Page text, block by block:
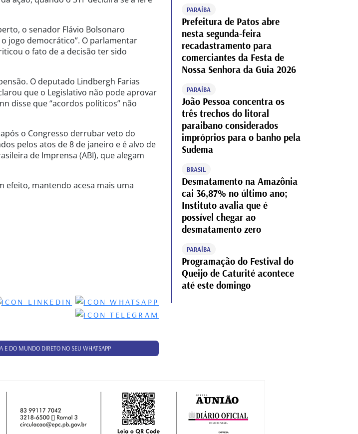
o senador Flávio Bolsonaro
jogo democrático”. O parlamentar
o fato de a decisão ter sido
O deputado Lindbergh Farias
que o Legislativo não pode aprovar
disse que “acordos políticos” não
o Congresso derrubar veto do
pelos atos de 8 de janeiro e é alvo de
de Imprensa (ABI), que alegam
efeito, mantendo acesa mais uma
E DO MUNDO DIRETO NO SEU WHATSAPP
PARAÍBA
Prefeitura de Patos abre
nesta segunda-feira
recadastramento para
comerciantes da Festa de
Nossa Senhora da Guia 2026
PARAÍBA
João Pessoa concentra os
três trechos do litoral
paraibano considerados
impróprios para o banho pela
Sudema
BRASIL
Desmatamento na Amazônia
cai 36,87% no último ano;
Instituto avalia que é
possível chegar ao
desmatamento zero
PARAÍBA
Programação do Festival do
Queijo de Caturité acontece
até este domingo